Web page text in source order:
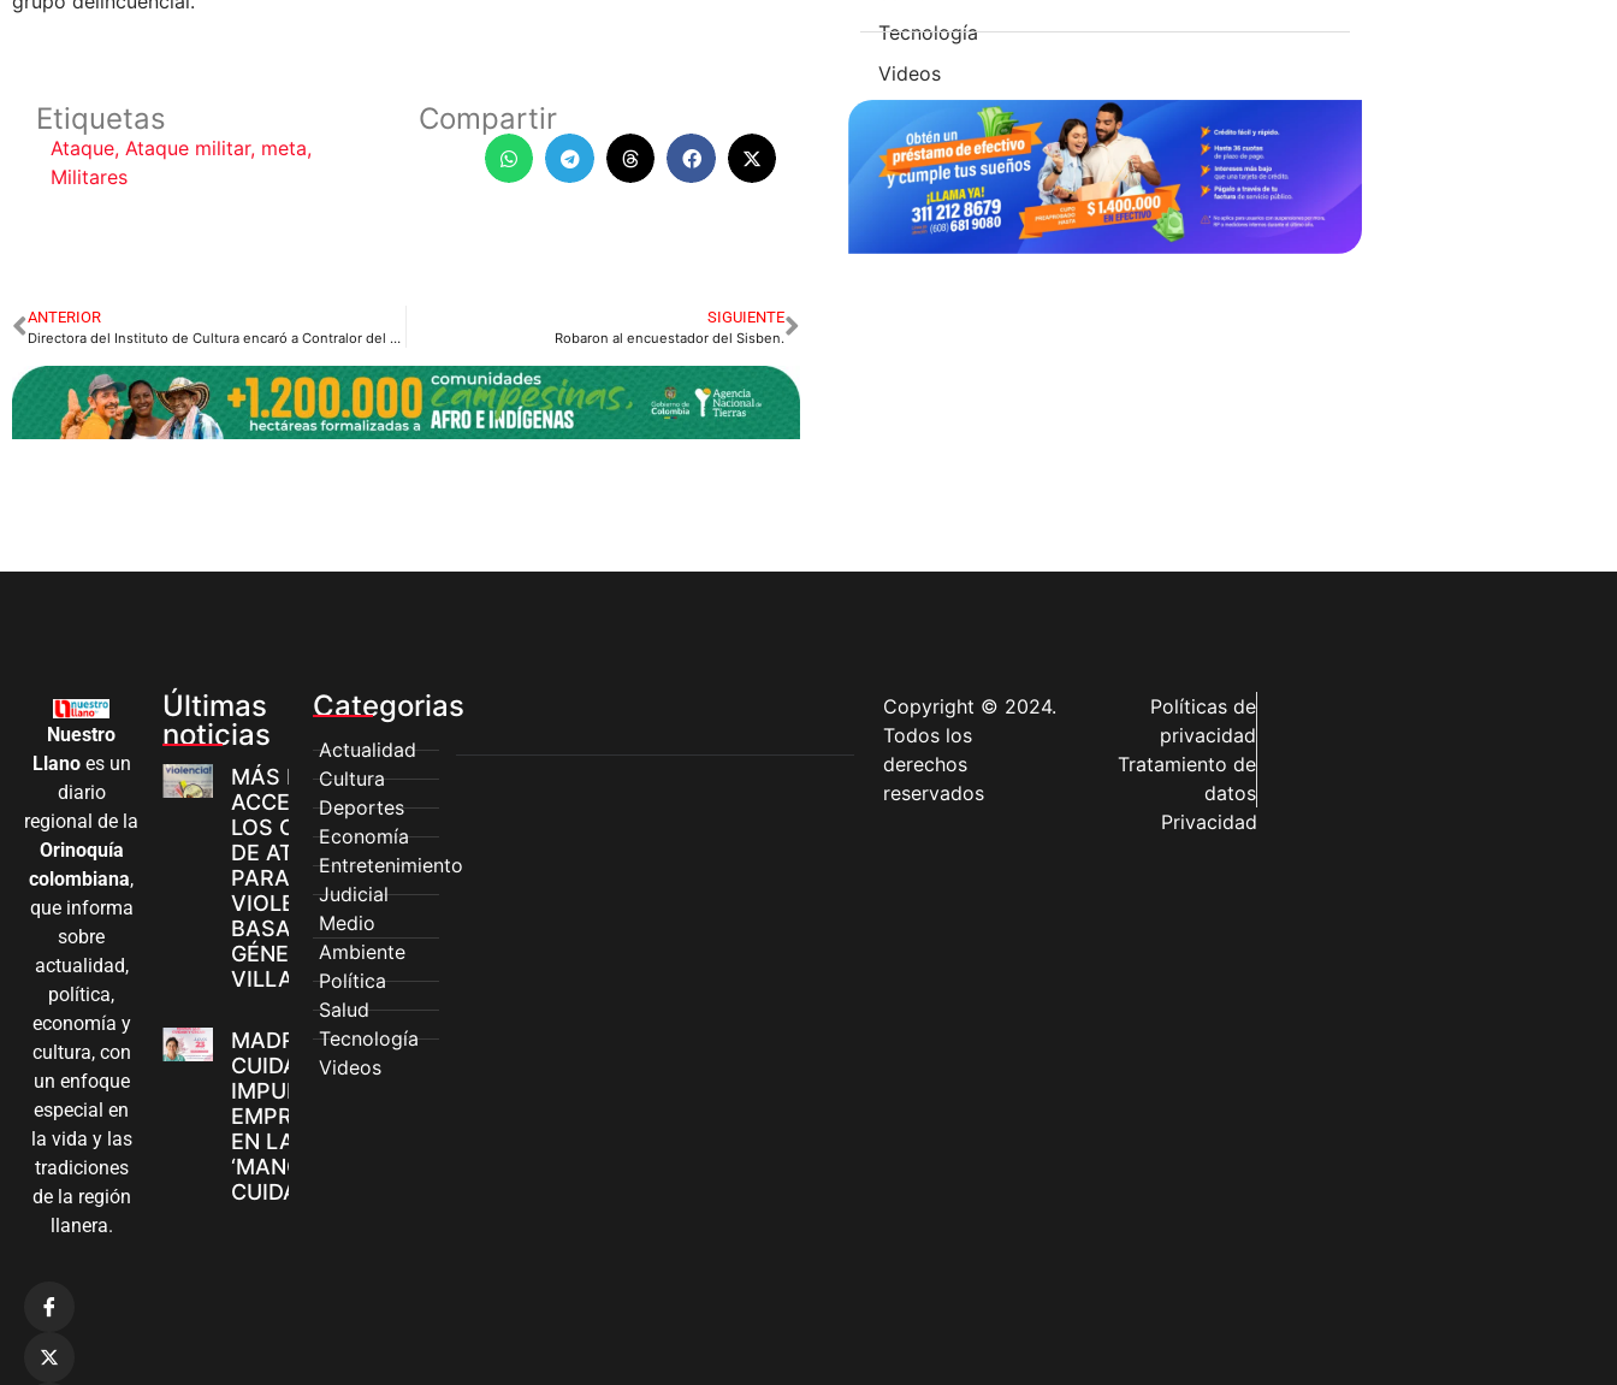
Etiquetas
Ataque, Ataque militar, meta,
Militares
Compartir
ANTERIOR
Directora del Instituto de Cultura encaró a Contralor del Meta
SIGUIENTE
Robaron al encuestador del Sisben.
Tecnología
Videos
Nuestro
Llanoes un
diario
regional de la
Orinoquía
colombiana,
que informa
sobre
actualidad,
política,
economía y
cultura, con
un enfoque
especial en
la vida y las
tradiciones
de la región
llanera.
Últimas
noticias
MÁS MUJERES
ACCEDEN A
LOS CANALES
DE ATENCIÓN
PARA
VIOLENCIAS
BASADAS EN
GÉNERO EN
VILLAVICENCIO
MADRES
CUIDADORAS
IMPULSAN SUS
EMPRENDIMIENTOS
EN LA FERIA
‘MANOS QUE
CUIDAN Y CREAN’
Categorias
Actualidad
Cultura
Deportes
Economía
Entretenimiento
Judicial
Medio
Ambiente
Política
Salud
Tecnología
Videos
Copyright © 2024.
Todos los
derechos
reservados
Políticas de
privacidad
Tratamiento de
datos
Privacidad